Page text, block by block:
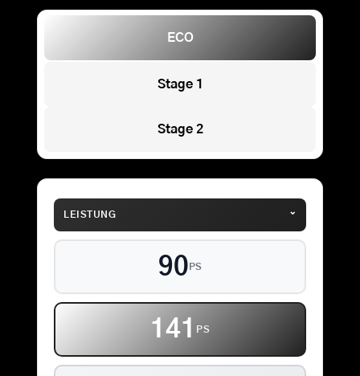
ECO
Stage 1
Stage 2
LEISTUNG ⌄
90 PS
141 PS